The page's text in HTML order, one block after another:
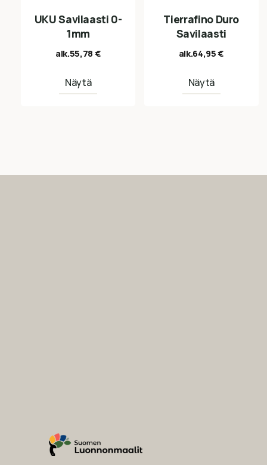
UKU Savilaasti 0-
1mm
alk.55,78 €
Näytä
Tierrafino Duro
Savilaasti
alk.64,95€
Näytä